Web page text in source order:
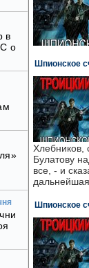
в
о
Шпионское
Хлебников,
Булатову
все, - и
дальнейшая
Шпионское